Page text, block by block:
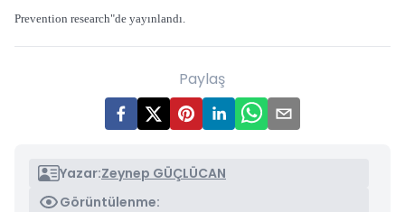
Prevention research"de yayınlandı.
Paylaş
Yazar:Zeynep GÜÇLÜCAN
Görüntülenme: